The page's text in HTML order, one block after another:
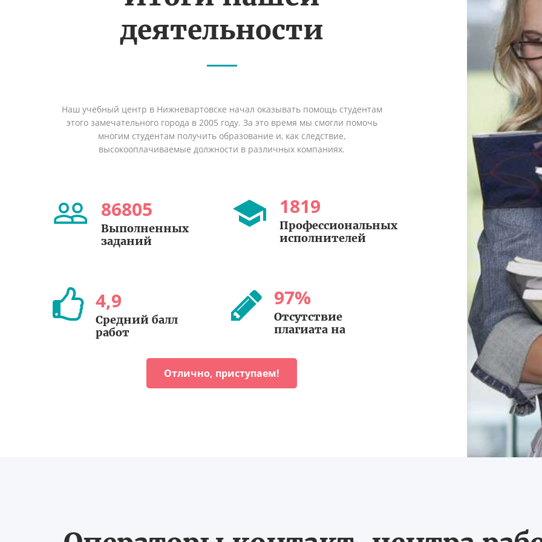
деятельности
Наш учебный центр в Нижневартовске начал оказывать помощь студентам
этого замечательного города в 2005 году. За это время мы смогли помочь
многим студентам получить образование и, как следствие,
высокооплачиваемые должности в различных компаниях.
86805
Выполненных
заданий
1819
Профессиональных
исполнителей
4,9
Средний балл
работ
97%
Отсутствие
плагиата на
Отлично, приступаем!